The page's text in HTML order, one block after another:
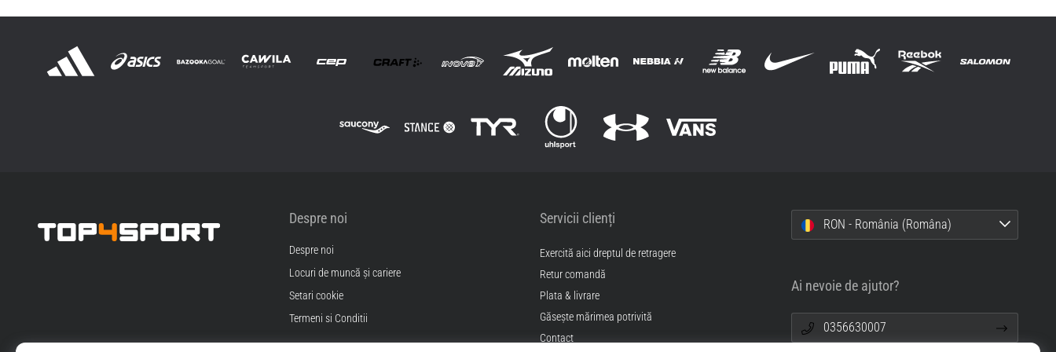
Junior Senior
Despre noi
Despre noi
Locuri de muncă și cariere
Setari cookie
Termeni si Conditii
Servicii clienți
Exercită aici dreptul de retragere
Retur comandă
Plata & livrare
Găseşte mărimea potrivită
Contact
RON - România (Româna)
Ai nevoie de ajutor?
0356630007